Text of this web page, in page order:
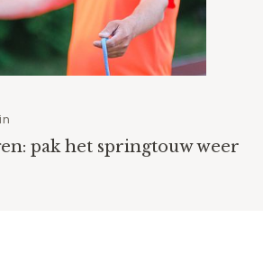
pak het springtouw weer